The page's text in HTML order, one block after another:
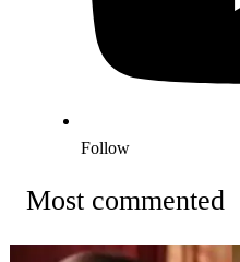
Follow
Most commented